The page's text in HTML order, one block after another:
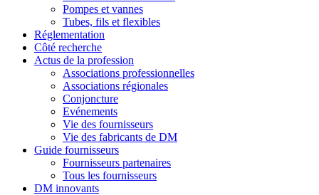
Pompes et vannes
Tubes, fils et flexibles
Réglementation
Côté recherche
Actus de la profession
Associations professionnelles
Associations régionales
Conjoncture
Evénements
Vie des fournisseurs
Vie des fabricants de DM
Guide fournisseurs
Fournisseurs partenaires
Tous les fournisseurs
DM innovants